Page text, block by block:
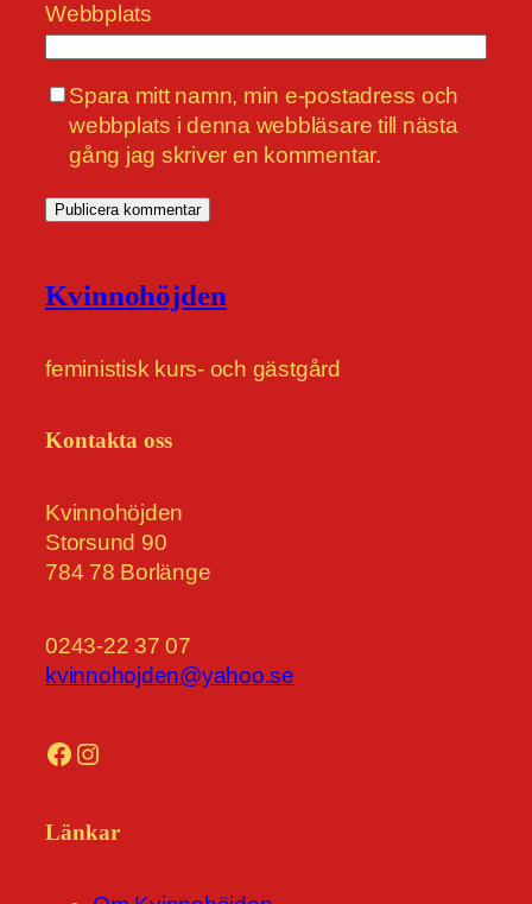
Webbplats
Spara mitt namn, min e-postadress och
webbplats i denna webbläsare till nästa
gång jag skriver en kommentar.
Kvinnohöjden
feministisk kurs- och gästgård
Kontakta oss
Kvinnohöjden
Storsund 90
784 78 Borlänge
0243-22 37 07
kvinnohojden@yahoo.se
Facebook Instagram
Länkar